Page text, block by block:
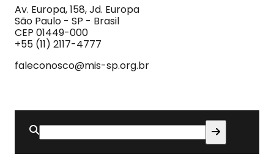
Imagem
e
do
Som
Av. Europa, 158, Jd. Europa
São Paulo - SP - Brasil
CEP 01449-000
+55 (11) 2117-4777
faleconosco@mis-sp.org.br
Buscar
por: